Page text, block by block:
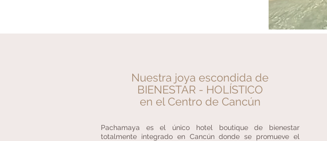
Nuestra joya escondida de
BIENESTAR - HOLÍSTICO
en el Centro de Cancún
Pachamaya es el único hotel boutique de bienestar
totalmente integrado en Cancún donde se promueve el